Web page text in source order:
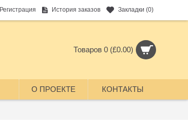
Регистрация История заказов Закладки (0)
Товаров 0 (£0.00)
О ПРОЕКТЕ КОНТАКТЫ